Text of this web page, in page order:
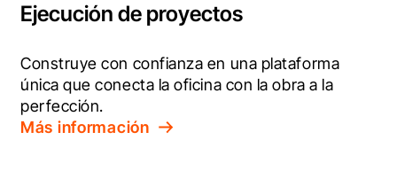
Ejecución de proyectos
Construye con confianza en una plataforma
única que conecta la oficina con la obra a la
perfección.
Más información